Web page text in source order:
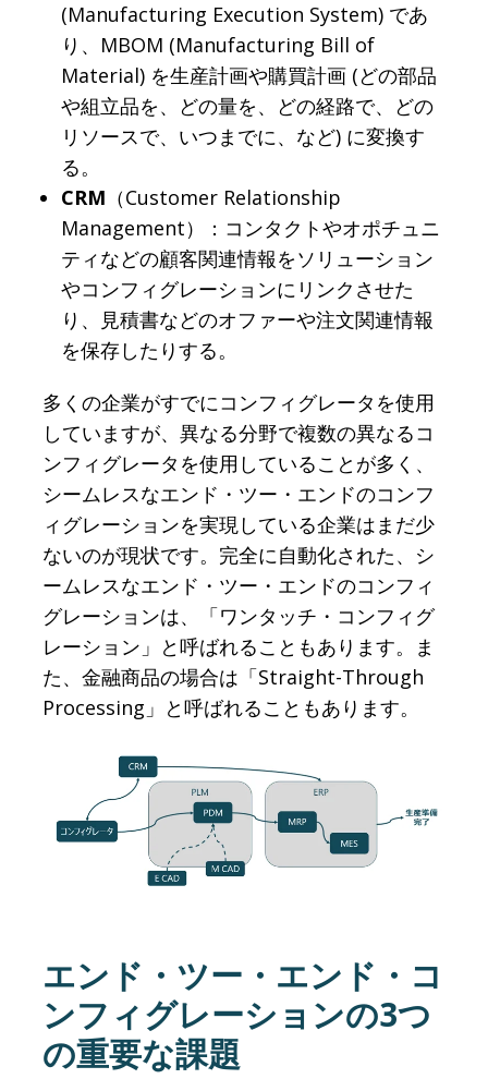
(Manufacturing Execution System) であ
り、MBOM (Manufacturing Bill of
Material) を生産計画や購買計画 (どの部品
や組立品を、どの量を、どの経路で、どの
リソースで、いつまでに、など) に変換す
る。
CRM （Customer Relationship
Management）：コンタクトやオポチュニ
ティなどの顧客関連情報をソリューション
やコンフィグレーションにリンクさせた
り、見積書などのオファーや注文関連情報
を保存したりする。
多くの企業がすでにコンフィグレータを使用
していますが、異なる分野で複数の異なるコ
ンフィグレータを使用していることが多く、
シームレスなエンド・ツー・エンドのコンフ
ィグレーションを実現している企業はまだ少
ないのが現状です。完全に自動化された、シ
ームレスなエンド・ツー・エンドのコンフィ
グレーションは、「ワンタッチ・コンフィグ
レーション」と呼ばれることもあります。ま
た、金融商品の場合は「Straight-Through
Processing」と呼ばれることもあります。
エンド・ツー・エンド・コ
ンフィグレーションの3つ
の重要な課題